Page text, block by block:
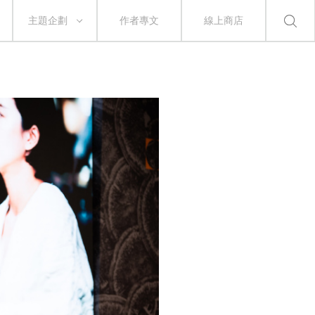
主題企劃 作者專文 線上商店